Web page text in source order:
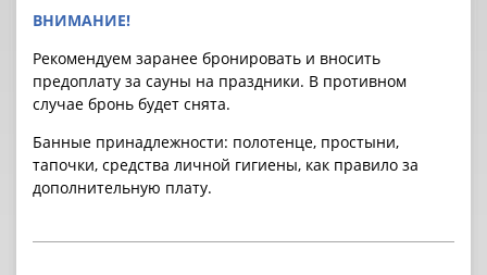
ВНИМАНИЕ!
Рекомендуем заранее бронировать и вносить
предоплату за cауны на праздники. В противном
случае бронь будет снята.
Банные принадлежности: полотенце, простыни,
тапочки, средства личной гигиены, как правило за
дополнительную плату.